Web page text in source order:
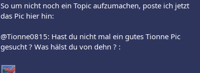
So um nicht noch ein Topic aufzumachen, poste ich jetzt
das Pic hier hin:
@Tionne0815: Hast du nicht mal ein gutes Tionne Pic
gesucht ? Was hälst du von dehn ? :